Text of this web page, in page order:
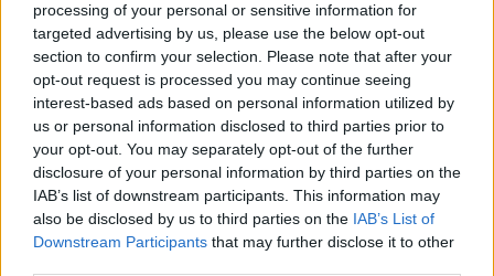
processing of your personal or sensitive information for
targeted advertising by us, please use the below opt-out
section to confirm your selection. Please note that after your
opt-out request is processed you may continue seeing
interest-based ads based on personal information utilized by
us or personal information disclosed to third parties prior to
your opt-out. You may separately opt-out of the further
disclosure of your personal information by third parties on the
IAB’s list of downstream participants. This information may
also be disclosed by us to third parties on the IAB’s List of
Downstream Participants that may further disclose it to other
Két ok, amiért a szilícium-szén
akkumulátorokat nem használják több
telefonban
2025.07.17 | 9to5 Google
A szilícium-karbon akkumulátorok az utóbbi évek egyik
legígéretesebb technológiai újítása a mobilpiacon, mivel
lehetővé teszik, hogy egy adott méretű akkumulátorba
lényegesen több energiát lehessen sűríteni.
A Galaxy S25 Edge legnagyobb előnye
azonnal értelmét veszti, amint